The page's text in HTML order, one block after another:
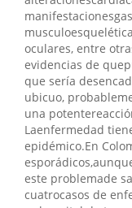
oculares, entre
evidencias de
que sería
ubicuo,
una
Laenfermedad
epidémico.En
este problemade
cuatrocasos de